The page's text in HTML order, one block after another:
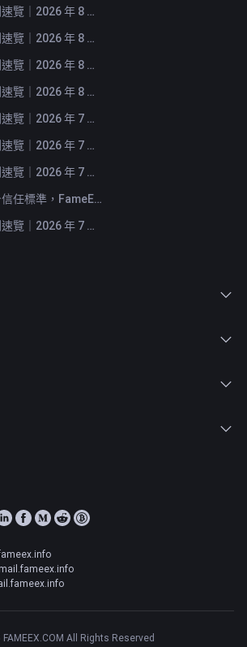
FameEX 今日新聞速覽｜2026 年 8 月 6 日
FameEX 今日新聞速覽｜2026 年 8 月 5 日
FameEX 今日新聞速覽｜2026 年 8 月 4 日
FameEX 今日新聞速覽｜2026 年 8 月 3 日
FameEX 今日新聞速覽｜2026 年 7 月 31 日
FameEX 今日新聞速覽｜2026 年 7 月 30 日
FameEX 今日新聞速覽｜2026 年 7 月 29 日
市場重塑交易平台信任標準，FameEX 以八年穩健營運持續服務全球用戶
FameEX 今日新聞速覽｜2026 年 7 月 28 日
All Rights Reserved